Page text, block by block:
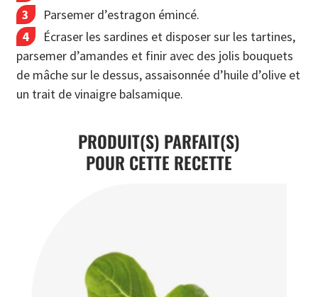
Parsemer d’estragon émincé.
Écraser les sardines et disposer sur les tartines,
parsemer d’amandes et finir avec des jolis bouquets
de mâche sur le dessus, assaisonnée d’huile d’olive et
un trait de vinaigre balsamique.
PRODUIT(S) PARFAIT(S)
POUR CETTE RECETTE